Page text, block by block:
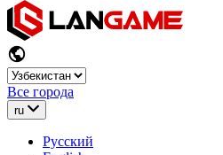
Все города
ru
Русский